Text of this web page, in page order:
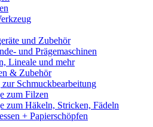
und Zubehör
und Prägemaschinen
Lineale und mehr
& Zubehör
Schmuckbearbeitung
zum Filzen
zum Häkeln, Stricken, Fädeln
+ Papierschöpfen